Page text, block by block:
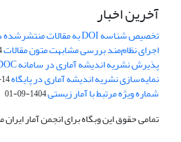
آخرین اخبار
تخصیص شناسه DOI به مقالات منتشرشده در سال ۱۴۰۳
اجرای نظام‌مند بررسی مشابهت متون مقالات
پذیرش نشریه اندیشه آماری در سامانه SUDOC فرانسه
نمایه‌سازی نشریه اندیشه آماری در پایگاه ROAD
شماره ویژه مرتبط با آمار زیستی1404-09-01
تمامی حقوق این وبگاه برای انجمن آمار